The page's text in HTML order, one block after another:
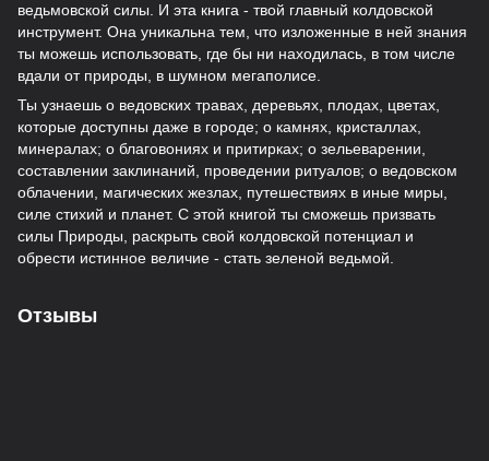
ведьмовской силы. И эта книга - твой главный колдовской
инструмент. Она уникальна тем, что изложенные в ней знания
ты можешь использовать, где бы ни находилась, в том числе
вдали от природы, в шумном мегаполисе.
Ты узнаешь о ведовских травах, деревьях, плодах, цветах,
которые доступны даже в городе; о камнях, кристаллах,
минералах; о благовониях и притирках; о зельеварении,
составлении заклинаний, проведении ритуалов; о ведовском
облачении, магических жезлах, путешествиях в иные миры,
силе стихий и планет. С этой книгой ты сможешь призвать
силы Природы, раскрыть свой колдовской потенциал и
обрести истинное величие - стать зеленой ведьмой.
Отзывы